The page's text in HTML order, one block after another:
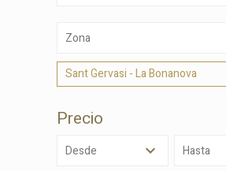
Zona
Sant Gervasi - La Bonanova
Precio
Desde Hasta